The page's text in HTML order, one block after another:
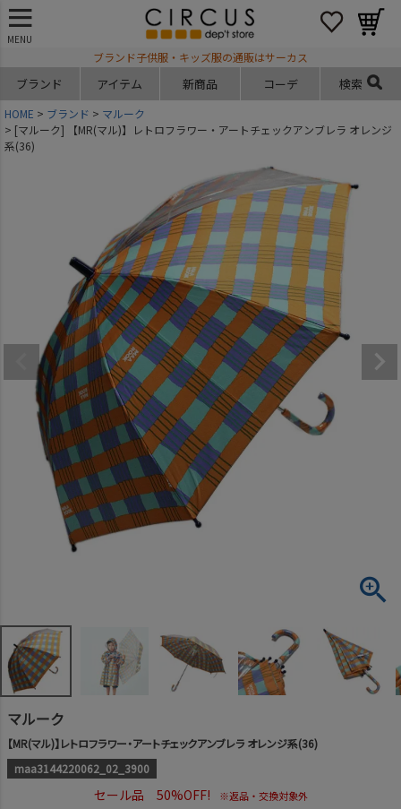
MENU
ブランド子供服・キッズ服の通販はサーカス
ブランド アイテム 新商品 コーデ 検索
HOME ブランド
マルーク
[マルーク] 【MR(マル)】レトロフラワー・アートチェックアンブレラ オレンジ
系(36)
マルーク
【MR(マル)】レトロフラワー・アートチェックアンブレラ オレンジ系(36)
maa3144220062_02_3900
セール品 50%OFF! ※返品・交換対象外